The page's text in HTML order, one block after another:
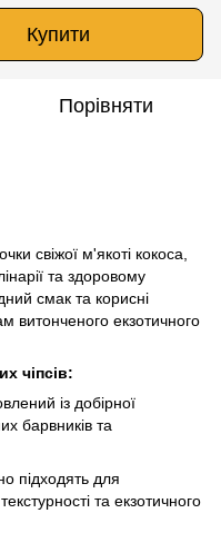
Купити
Порівняти
свіжої м'якоті кокоса,
та здоровому
смак та корисні
витонченого екзотичного
чіпсів:
із добірної
барвників та
підходять для
та екзотичного